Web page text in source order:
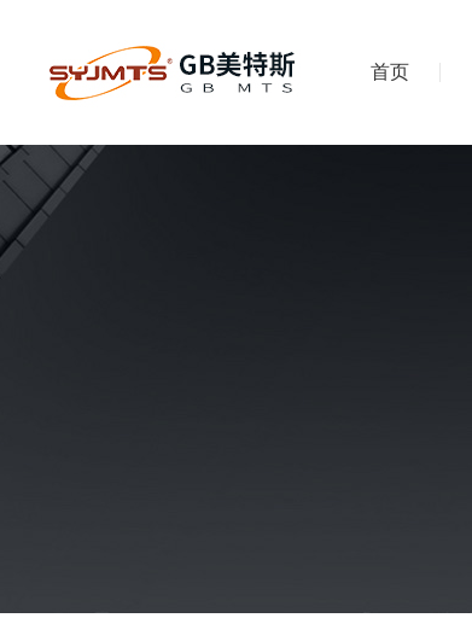
首页